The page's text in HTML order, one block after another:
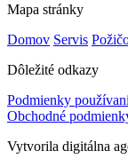
Mapa stránky
Domov Servis
Dôležité odkazy
Podmienky
Obchodné
Vytvorila digitálna